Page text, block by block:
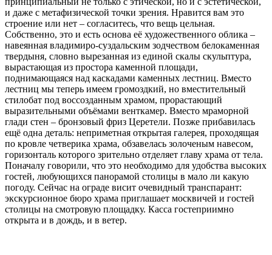
и даже с метафизической точки зрения. Нравится вам это
строение или нет – согласитесь, что вещь цельная.
Собственно, это и есть основа её художественного облика –
навеянная владимиро-суздальским зодчеством белокаменная
твердыня, словно вырезанная из единой скалы скульптура,
вырастающая из простора каменной площади,
поднимающаяся над каскадами каменных лестниц. Вместо
лестниц мы теперь имеем громоздкий, но вместительный
стилобат под воссозданным храмом, прорастающий
выразительными объёмами венткамер. Вместо мраморной
глади стен – бронзовый фриз Церетели. Позже прибавилась
ещё одна деталь: неприметная открытая галерея, проходящая
по кровле четверика храма, обзавелась золоченым навесом,
горизонталь которого зрительно отделяет главу храма от тела.
Поначалу говорили, что это необходимо для удобства высоких
гостей, любующихся панорамой столицы в мало ли какую
погоду. Сейчас на ограде висит очевидный транспарант:
экскурсионное бюро храма приглашает москвичей и гостей
столицы на смотровую площадку. Касса гостеприимно
открыта и в дождь, и в ветер.